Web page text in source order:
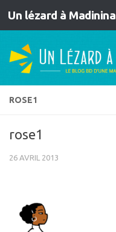
Skip to content
Un lézard à Madinina
ROSE1
rose1
26 AVRIL 2013